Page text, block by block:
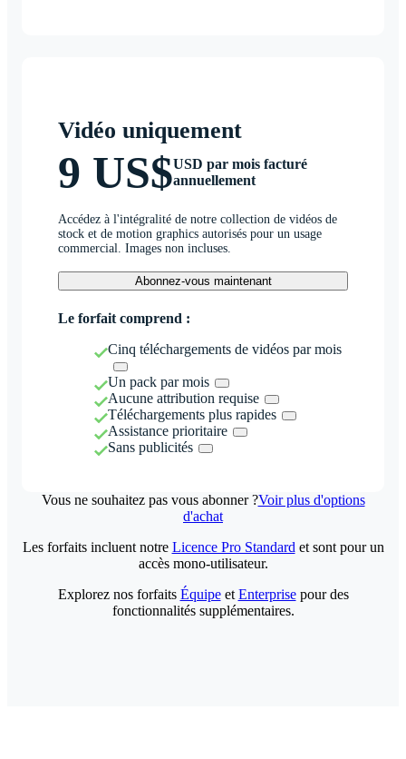
Vidéo uniquement
9 US$USD par mois facturé
annuellement
Accédez à l'intégralité de notre collection de vidéos de
stock et de motion graphics autorisés pour un usage
commercial. Images non incluses.
Abonnez-vous maintenant
Le forfait comprend :
Cinq téléchargements de vidéos par mois
Un pack par mois
Aucune attribution requise
Téléchargements plus rapides
Assistance prioritaire
Sans publicités
Vous ne souhaitez pas vous abonner ?Voir plus d'options
d'achat
Les forfaits incluent notre Licence Pro Standard et sont pour un
accès mono-utilisateur.
Explorez nos forfaits Équipeet Enterprisepour des
fonctionnalités supplémentaires.